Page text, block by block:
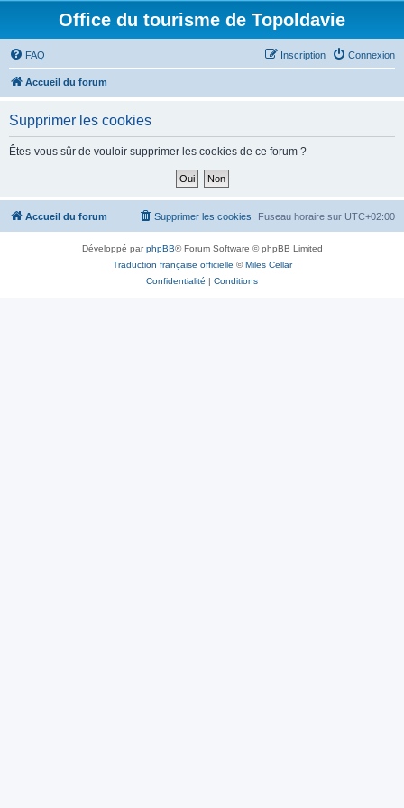
Office du tourisme de Topoldavie
FAQ Connexion
Inscription
Accueil du forum
Supprimer les cookies
Êtes-vous sûr de vouloir supprimer les cookies de ce forum ?
Accueil du forum Fuseau horaire sur UTC+02:00
Supprimer les cookies
Développé parphpBB® Forum Software © phpBB Limited
Traduction française officielle ©Miles Cellar
Confidentialité | Conditions